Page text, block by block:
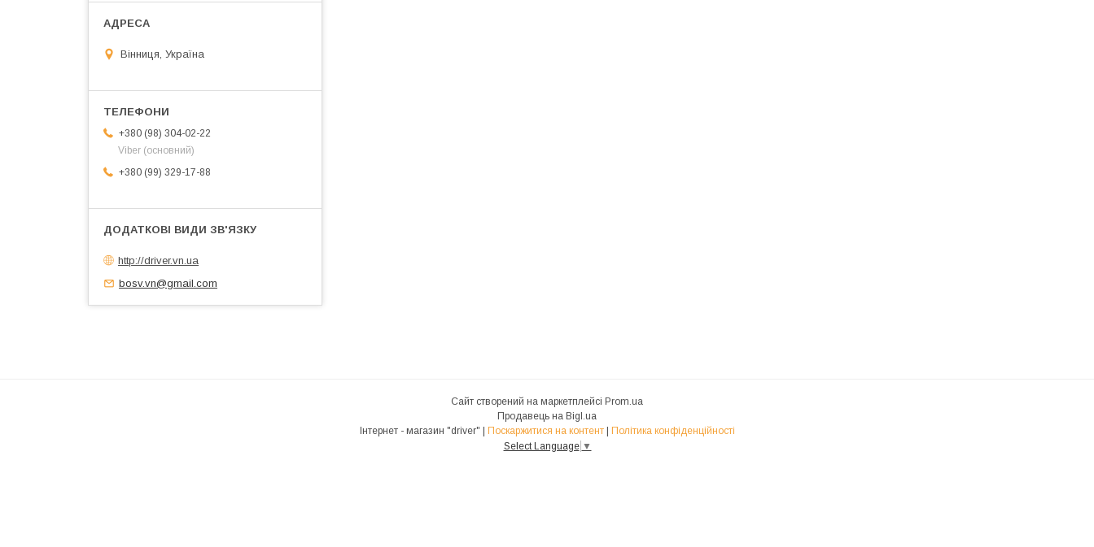
Вінниця, Україна
+380 (98) 304-02-22
Viber (основний)
+380 (99) 329-17-88
http://driver.vn.ua
bosv.vn@gmail.com
Сайт створений на маркетплейсі Prom.ua
Продавець на Bigl.ua
Інтернет - магазин "driver" | Поскаржитися на контент | Політика конфіденційності
Select Language ▼